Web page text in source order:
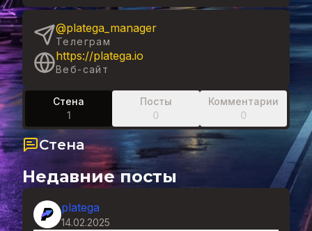
@platega_manager
Телеграм
https://platega.io
Веб-сайт
Стена
1
Посты
0
Комментарии
0
Стена
Недавние посты
platega
14.02.2025